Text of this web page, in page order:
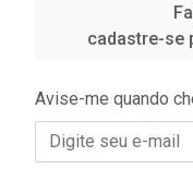
cadastre-se
Avise-me quando